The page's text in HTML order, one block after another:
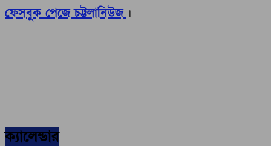
ফেসবুক পেজে চট্টলানিউজ ।
ক্যালেন্ডার